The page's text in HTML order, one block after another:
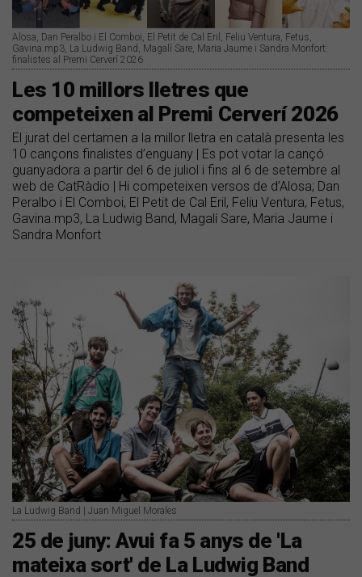
Alosa, Dan Peralbo i El Comboi, El Petit de Cal Eril, Feliu Ventura, Fetus,
Gavina.mp3, La Ludwig Band, Magalí Sare, Maria Jaume i Sandra Monfort:
finalistes al Premi Cerverí 2026
​Les 10 millors lletres que
competeixen al Premi Cerverí 2026
El jurat del certamen a la millor lletra en català presenta les
10 cançons finalistes d’enguany | Es pot votar la cançó
guanyadora a partir del 6 de juliol i fins al 6 de setembre al
web de CatRàdio | Hi competeixen versos de d’Alosa; Dan
Peralbo i El Comboi, El Petit de Cal Eril, Feliu Ventura, Fetus,
Gavina.mp3, La Ludwig Band, Magalí Sare, Maria Jaume i
Sandra Monfort
La Ludwig Band | Juan Miguel Morales
25 de juny: Avui fa 5 anys de 'La
mateixa sort' de La Ludwig Band